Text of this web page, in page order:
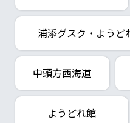
浦添グスク・ようど
中頭方西海道
ようどれ館